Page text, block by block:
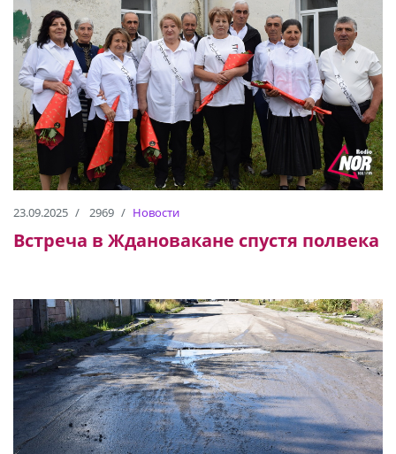
23.09.2025 2969 Новости
Встреча в Ждановакане спустя полвека